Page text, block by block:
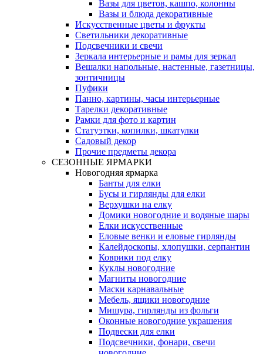
Вазы для цветов, кашпо, колонны
Вазы и блюда декоративные
Искусственные цветы и фрукты
Светильники декоративные
Подсвечники и свечи
Зеркала интерьерные и рамы для зеркал
Вешалки напольные, настенные, газетницы,
зонтичницы
Пуфики
Панно, картины, часы интерьерные
Тарелки декоративные
Рамки для фото и картин
Статуэтки, копилки, шкатулки
Садовый декор
Прочие предметы декора
СЕЗОННЫЕ ЯРМАРКИ
Новогодняя ярмарка
Банты для елки
Бусы и гирлянды для елки
Верхушки на елку
Домики новогодние и водяные шары
Елки искусственные
Еловые венки и еловые гирлянды
Калейдоскопы, хлопушки, серпантин
Коврики под елку
Куклы новогодние
Магниты новогодние
Маски карнавальные
Мебель, ящики новогодние
Мишура, гирлянды из фольги
Оконные новогодние украшения
Подвески для елки
Подсвечники, фонари, свечи